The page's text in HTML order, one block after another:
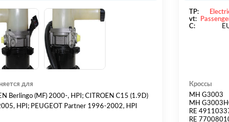
для
Berlingo (MF) 2000-, HPI; CITROEN C15 (1.9D)
HPI; PEUGEOT Partner 1996-2002, HPI
TP:
vt:
C:
Кроссы
MH G3003
MH
RE
RE